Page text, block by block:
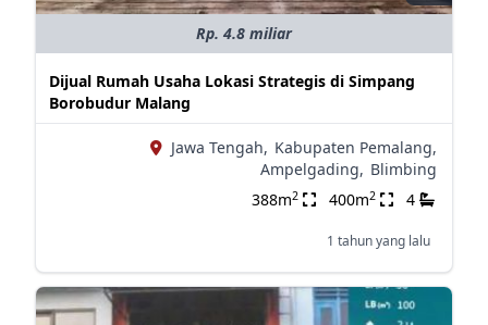
Rp. 4.8 miliar
Dijual Rumah Usaha Lokasi Strategis di Simpang
Borobudur Malang
Jawa Tengah, Kabupaten Pemalang,
Ampelgading, Blimbing
388m2 400m2 4
1 tahun yang lalu